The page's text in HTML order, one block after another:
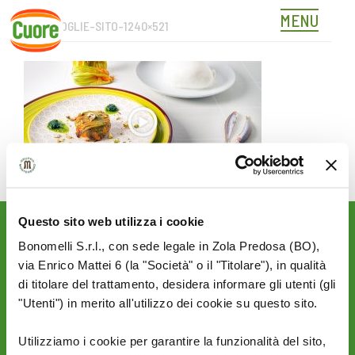
Questo sito web utilizza i cookie
Bonomelli S.r.l., con sede legale in Zola Predosa (BO),
via Enrico Mattei 6 (la "Società" o il "Titolare"), in qualità
di titolare del trattamento, desidera informare gli utenti (gli
"Utenti") in merito all'utilizzo dei cookie su questo sito.
Utilizziamo i cookie per garantire la funzionalità del sito,
Skip
content
MENU
MILLEFOGLIE-SITO-1240×521
Rimani aggiornato sulle
novità del mondo Cuore:
SEGUICI SU: